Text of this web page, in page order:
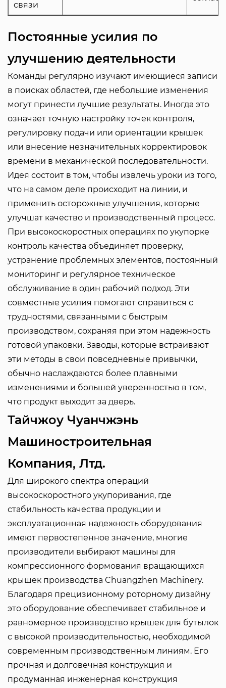
связи
Постоянные усилия по
улучшению деятельности
Команды регулярно изучают имеющиеся записи
в поисках областей, где небольшие изменения
могут принести лучшие результаты. Иногда это
означает точную настройку точек контроля,
регулировку подачи или ориентации крышек
или внесение незначительных корректировок
времени в механической последовательности.
Идея состоит в том, чтобы извлечь уроки из того,
что на самом деле происходит на линии, и
применить осторожные улучшения, которые
улучшат качество и производственный процесс.
При высокоскоростных операциях по укупорке
контроль качества объединяет проверку,
устранение проблемных элементов, постоянный
мониторинг и регулярное техническое
обслуживание в один рабочий подход. Эти
совместные усилия помогают справиться с
трудностями, связанными с быстрым
производством, сохраняя при этом надежность
готовой упаковки. Заводы, которые встраивают
эти методы в свои повседневные привычки,
обычно наслаждаются более плавными
изменениями и большей уверенностью в том,
что продукт выходит за дверь.
Тайчжоу Чуанчжэнь
Машиностроительная
Компания, Лтд.
Для широкого спектра операций
высокоскоростного укупоривания, где
стабильность качества продукции и
эксплуатационная надежность оборудования
имеют первостепенное значение, многие
производители выбирают машины для
компрессионного формования вращающихся
крышек производства Chuangzhen Machinery.
Благодаря прецизионному роторному дизайну
это оборудование обеспечивает стабильное и
равномерное производство крышек для бутылок
с высокой производительностью, необходимой
современным производственным линиям. Его
прочная и долговечная конструкция и
продуманная инженерная конструкция